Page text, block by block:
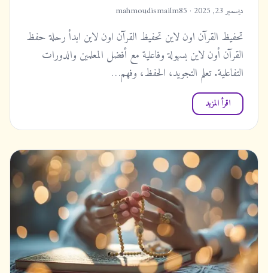
ديسمبر 23, 2025 · mahmoudismailm85
تحفيظ القرآن اون لاين تحفيظ القرآن اون لاين ابدأ رحلة حفظ
القرآن أون لاين بسهولة وفاعلية مع أفضل المعلمين والدورات
التفاعلية. تعلم التجويد، الحفظ، وفهم…
اقرأ المزيد